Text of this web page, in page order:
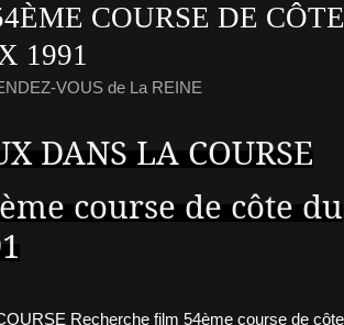
COURSE DE CÔTE
1991
VOUS de La REINE
DANS LA COURSE
course de côte du